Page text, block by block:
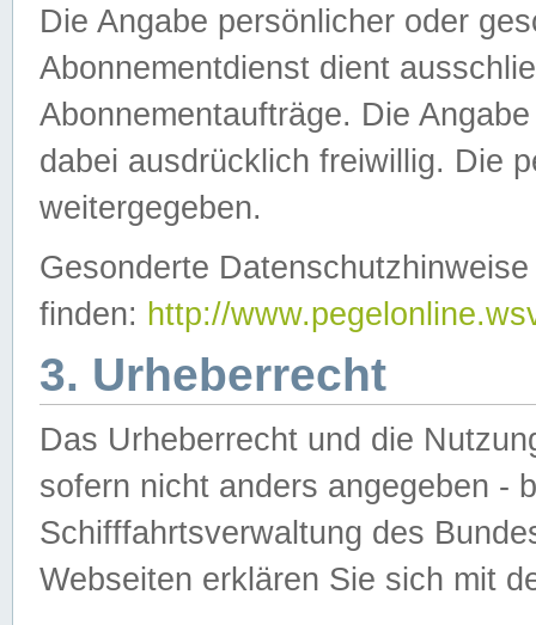
Die Angabe persönlicher oder
Abonnementdienst dient
Abonnementaufträge. Die
dabei ausdrücklich freiwillig. Die
weitergegeben.
Gesonderte
finden: http://
3. Urheberrecht
Das Urheberrecht und die
sofern nicht anders angegeben -
Schifffahrtsverwaltung des
Webseiten erklären Sie sich mit